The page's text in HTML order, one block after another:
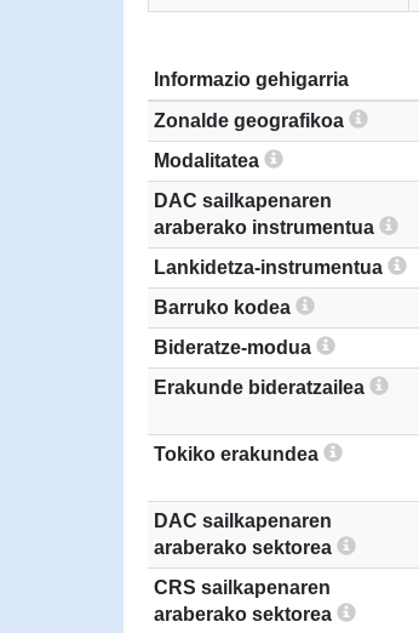
Informazio gehigarria
Zonalde geografikoa
Modalitatea
DAC sailkapenaren
araberako instrumentua
Lankidetza-instrumentua
Barruko kodea
Bideratze-modua
Erakunde bideratzailea
Tokiko erakundea
DAC sailkapenaren
araberako sektorea
CRS sailkapenaren
araberako sektorea